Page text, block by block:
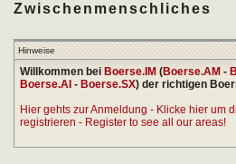
Zwischenmenschliches
Hinweise
Willkommen bei Boerse.IM (Boerse.AM -
Boerse.AI - Boerse.SX) der richtigen
Hier gehts zur Anmeldung - Klicke hier um
registrieren - Register to see all our areas!